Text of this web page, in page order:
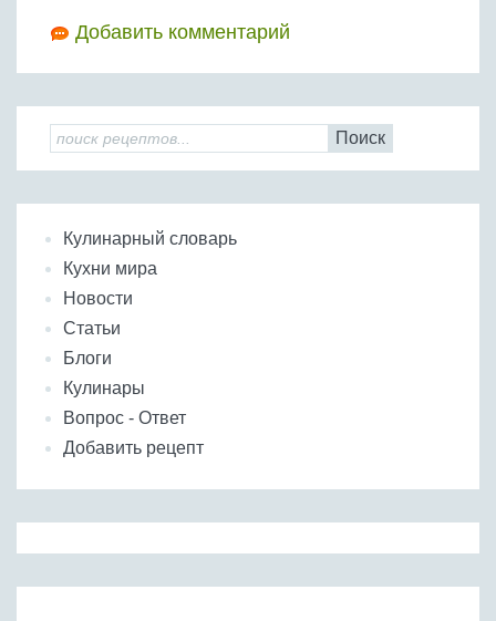
Добавить комментарий
Поиск
Кулинарный словарь
Кухни мира
Новости
Статьи
Блоги
Кулинары
Вопрос - Ответ
Добавить рецепт